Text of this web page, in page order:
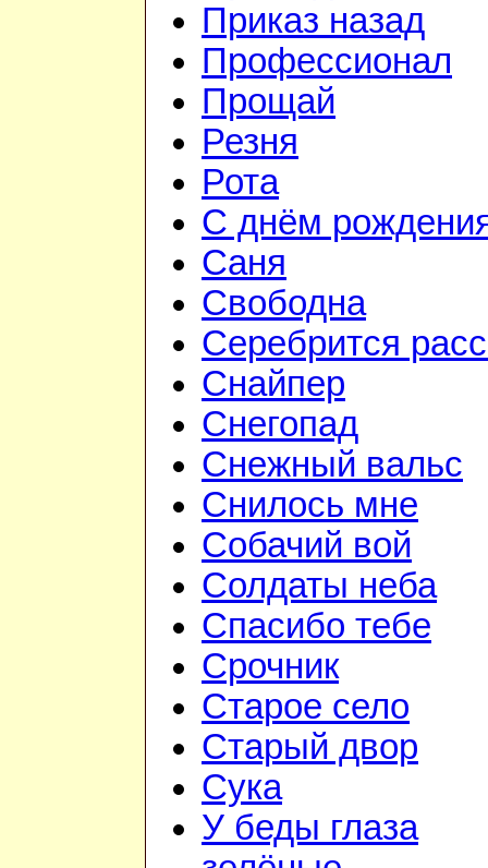
Приказ назад
Профессионал
Прощай
Резня
Рота
С днём
Саня
Свободна
Серебрится
Снайпер
Снегопад
Снежный вальс
Снилось мне
Собачий вой
Солдаты неба
Спасибо тебе
Срочник
Старое село
Старый двор
Сука
У беды глаза